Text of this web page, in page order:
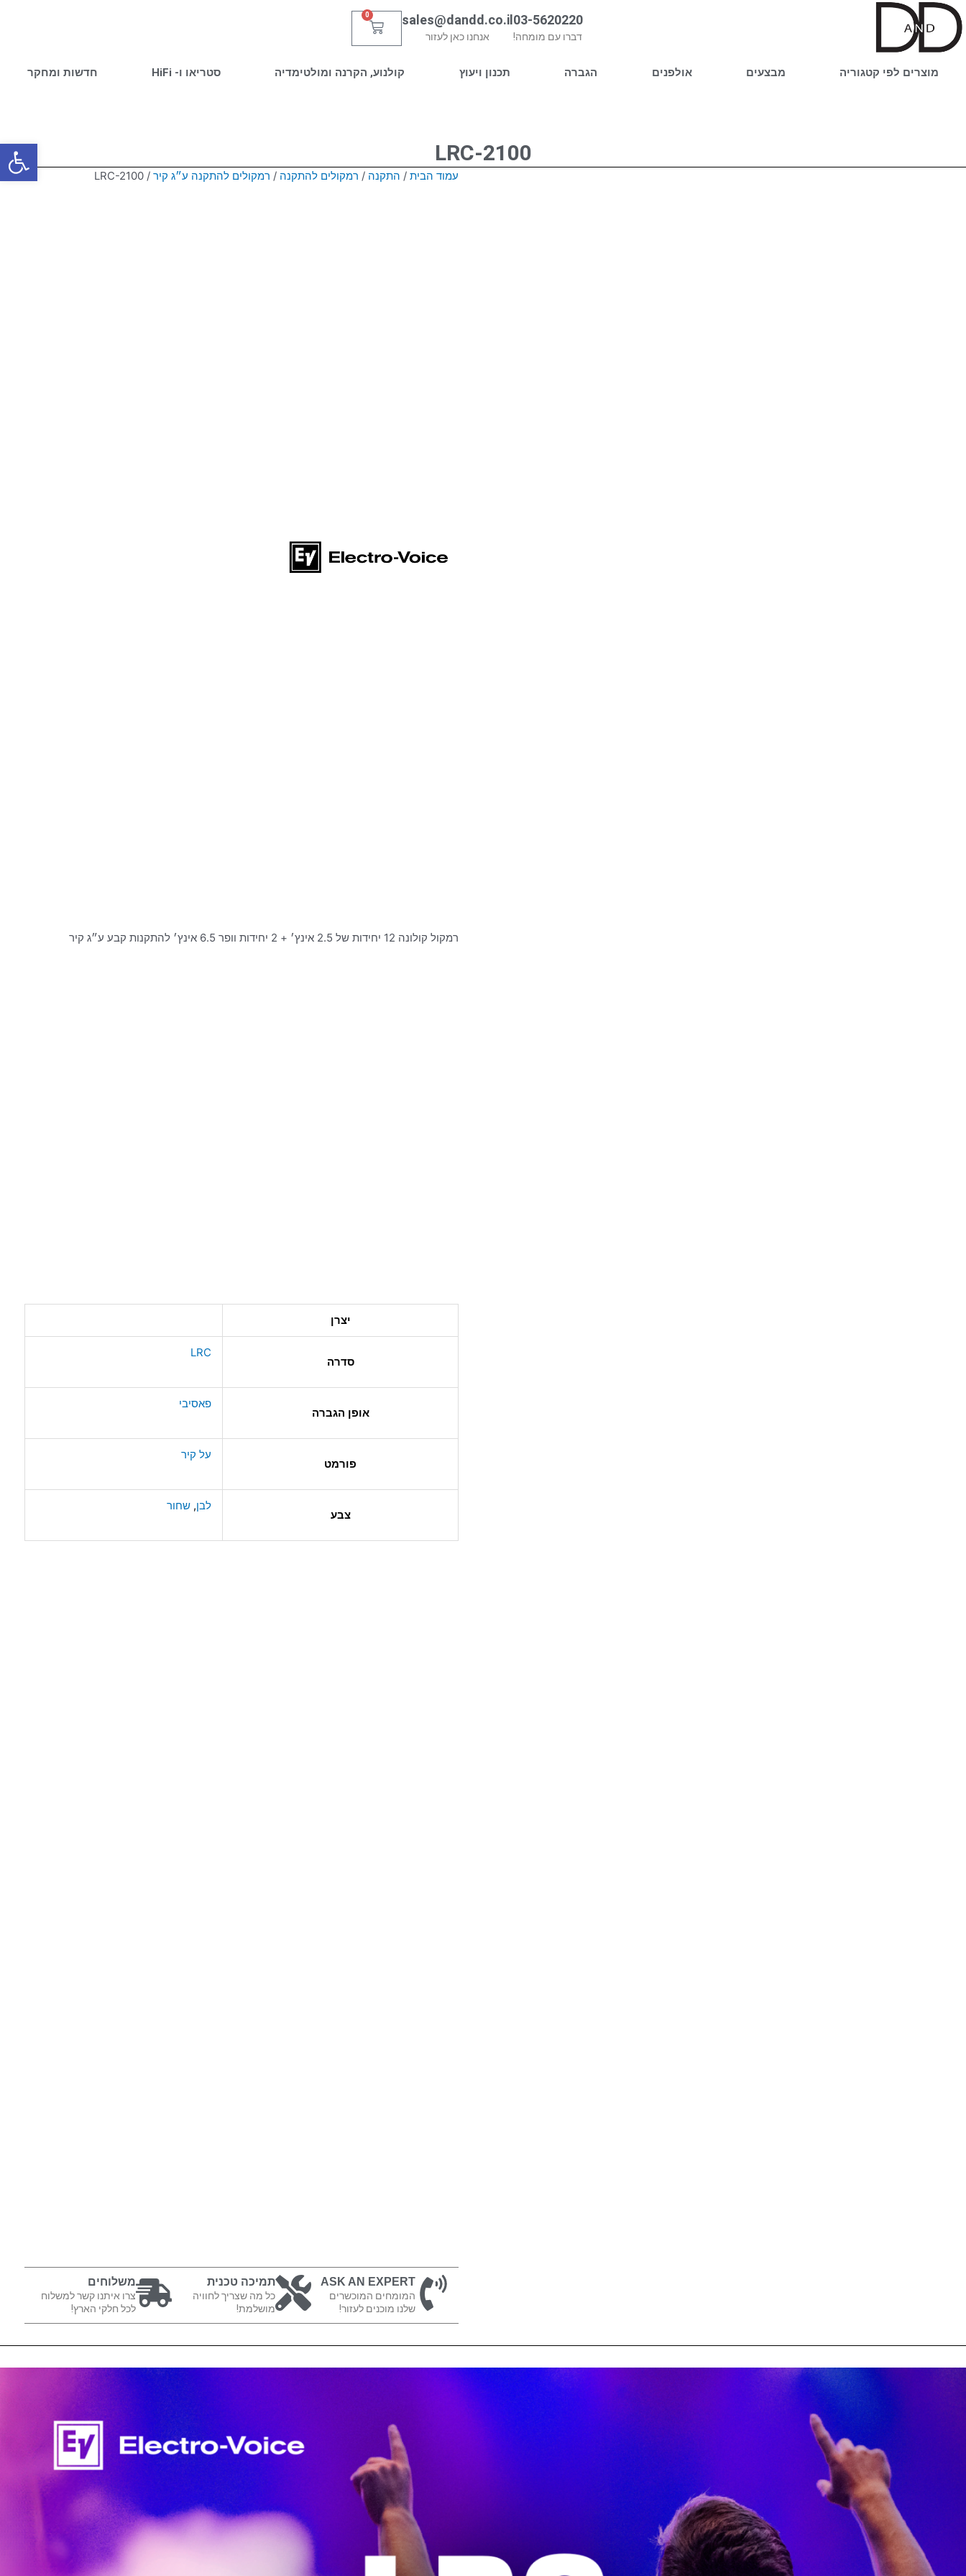
דילוג
לתוכן
03-5620220
דברו עם מומחה!
sales@dandd.co.il
אנחנו כאן לעזור
0
עגלת
מוצרים לפי קטגוריה מבצעים אולפנים הגברה תכנון ויעוץ קולנוע, הקרנה ומולטימדיה סטריאו ו- HiFi חדשות ומחקר
LRC-2100
עמוד הבית/ התקנה / רמקולים להתקנה / רמקולים להתקנה ע״ג קיר/ LRC-2100
רמקול קולונה 12 יחידות של 2.5 אינץ׳ + 2 יחידות וופר 6.5 אינץ׳ להתקנות קבע ע״ג קיר
יצרן
סדרה
LRC
אופן הגברה
פאסיבי
פורמט
על קיר
צבע
לבן, שחור
ASK AN EXPERT
המומחים המוכשרים
שלנו מוכנים לעזור!
תמיכה טכנית
כל מה שצריך לחוויה
מושלמת!
משלוחים
צרו איתנו קשר למשלוח
לכל חלקי הארץ!
פתח